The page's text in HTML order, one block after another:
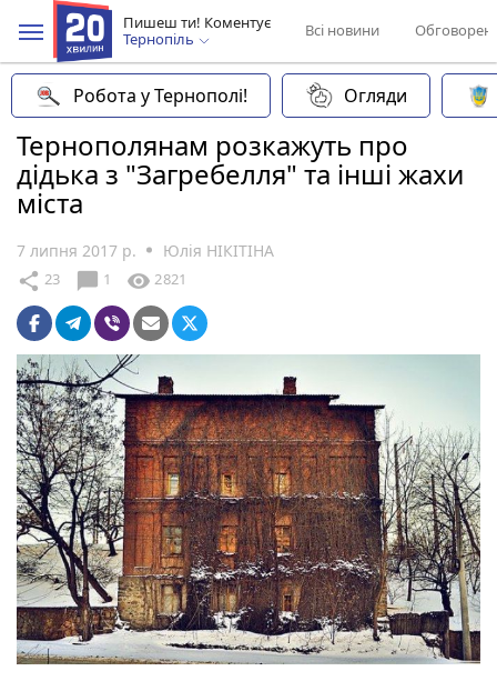
Пишеш ти! Коментує
Тернопіль
Всі новини
Робота у Тернополі! Огляди
Тернополянам розкажуть про
дідька з "Загребелля" та інші жахи
міста
7 липня 2017 р. Юлія НІКІТІНА
share 23 chat_bubble 1 visibility 2821